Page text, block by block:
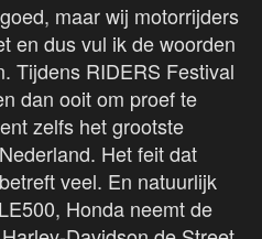
maar wij motorrijders
en dus vul ik de woorden
Tijdens RIDERS Festival
dan ooit om proef te
zelfs het grootste
Het feit dat
veel. En natuurlijk
Honda neemt de